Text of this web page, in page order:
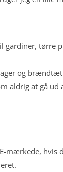
gardiner, tørre
og
aldrig at gå ud
mærkede, hvis